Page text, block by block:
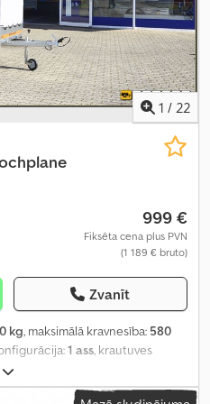
1 / 22
999 €
Fiksēta cena plus PVN
(1 189 € bruto)
Zvanīt
kg, maksimālā kravnesība: 580
1 ass, krautuves
platums:
mm, kopējais garums:3 210